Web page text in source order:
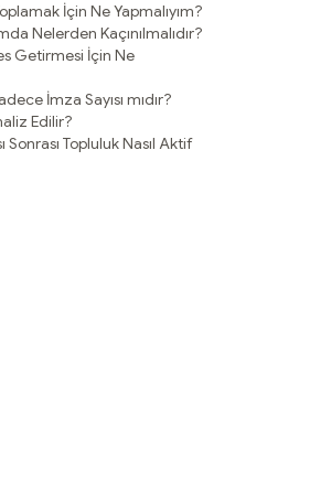
İçin Ne Yapmalıyım?
Nelerden Kaçınılmalıdır?
Getirmesi İçin Ne
İmza Sayısı mıdır?
Edilir?
Sonrası Topluluk Nasıl Aktif